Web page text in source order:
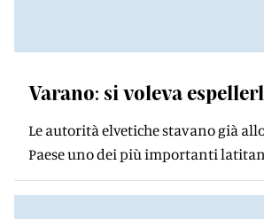
Varano: si voleva
Le autorità elvetiche stavano già
Paese uno dei più importanti